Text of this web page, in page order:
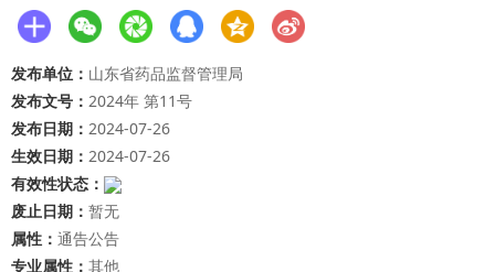
发布单位： 山东省药品监督管理局
发布文号： 2024年 第11号
发布日期： 2024-07-26
生效日期： 2024-07-26
有效性状态：
废止日期： 暂无
属性： 通告公告
专业属性： 其他